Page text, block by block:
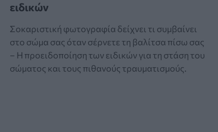
ειδικών
Σοκαριστική φωτογραφία δείχνει τι συμβαίνει
στο σώμα σας όταν σέρνετε τη βαλίτσα πίσω σας
– Η προειδοποίηση των ειδικών για τη στάση του
σώματος και τους πιθανούς τραυματισμούς.